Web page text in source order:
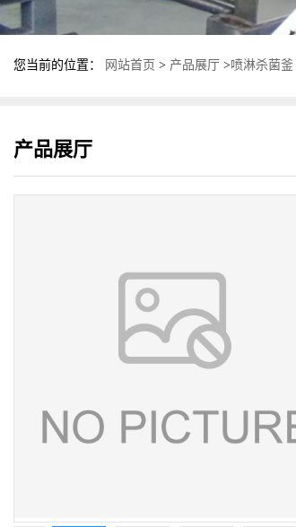
您当前的位置： 网站首页 > 产品展厅 >喷淋杀菌釜
产品展厅